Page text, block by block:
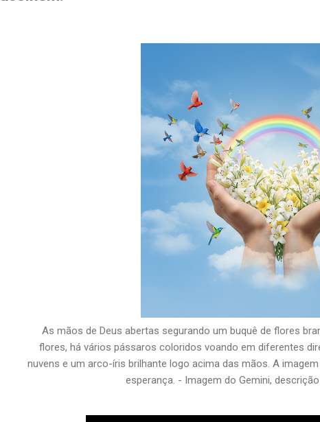
As mãos de Deus abertas segurando um buquê de flores
flores, há vários pássaros coloridos voando em diferentes
nuvens e um arco-íris brilhante logo acima das mãos. A
esperança. - Imagem do Gemini,